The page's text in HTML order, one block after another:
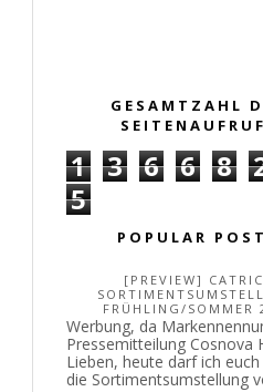
GESAMTZAHL
1 3 6 6 8
5
POPULAR
[PREVIEW]
FRÜHLING/SOMMER
Werbung, da
Pressemitteilung Cosnova
Lieben, heute darf ich euch
die Sortimentsumstellung